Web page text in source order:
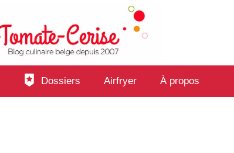
Dossiers Airfryer À propos